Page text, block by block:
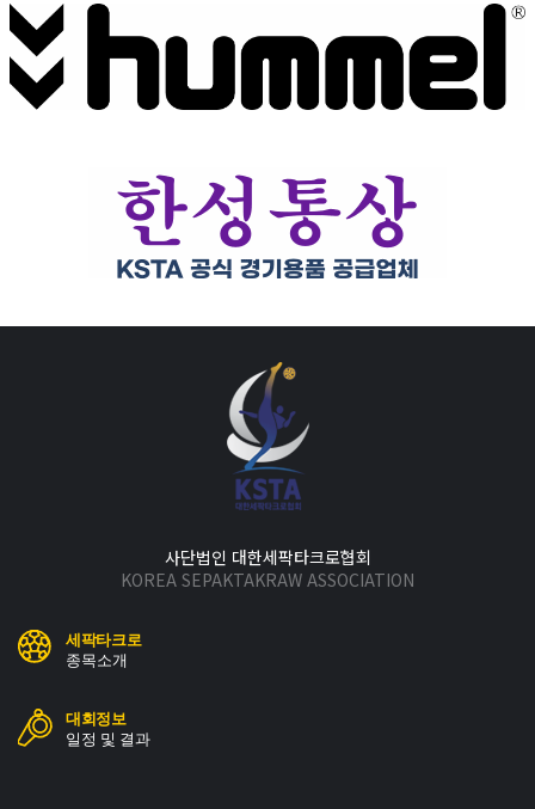
사단법인 대한세팍타크로협회
KOREA SEPAKTAKRAW ASSOCIATION
세팍타크로
종목소개
대회정보
일정 및 결과